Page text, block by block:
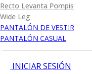
Recto Levanta Pompis
Wide Leg
PANTALÓN DE VESTIR
PANTALÓN CASUAL
INICIAR SESIÓN